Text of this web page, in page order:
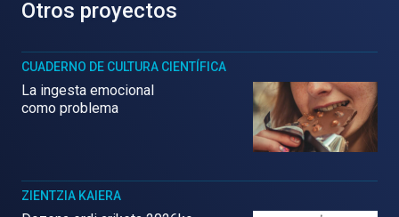
Otros proyectos
CUADERNO DE CULTURA CIENTÍFICA
La ingesta emocional
como problema
ZIENTZIA KAIERA